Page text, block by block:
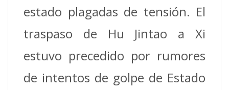
estado plagadas de tensión. El
traspaso de Hu Jintao a Xi
estuvo precedido por rumores
de intentos de golpe de Estado